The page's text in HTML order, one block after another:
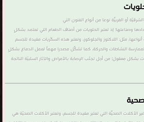
أو الغربيّة نوعاً من أنواع الفنون التي
وصناعتها؛ إذ تُعتبر الحلويات من أصناف الطعام التي تعتمد بشكلٍ
مثل: اللاكتوز والجلوكوز، وتعتبر هذه السُكّريات مفيدة للجسم
لممارسة النشاطات والحركة، كما تُشكّل مصدراً مهماً لعمل الدماغ بشكلٍ
بشكلٍ معقول؛ من أجل تجنّب الإصابة بالأمراض والآثار السلبيّة الناتجة
الأكلات الصحيّة التي تعتبر مفيدةً للجسم، وتعتبر الأكلات الصحيّة هي